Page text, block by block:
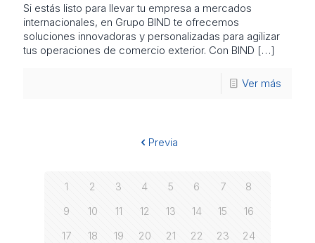
Si estás listo para llevar tu empresa a mercados
internacionales, en Grupo BIND te ofrecemos
soluciones innovadoras y personalizadas para agilizar
tus operaciones de comercio exterior. Con BIND […]
Ver más
Previa
1 2 3 4 5 6 7
8
9
10 11 12 13 14 15
16
17
18 19 20 21 22 23
24